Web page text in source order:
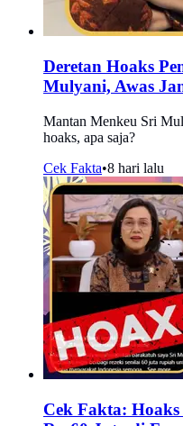
Deretan Hoaks
Mulyani, Awas
Mantan Menkeu Sri
hoaks, apa saja?
Cek Fakta•8 hari lalu
Cek Fakta: